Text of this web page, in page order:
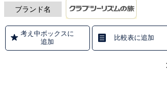
ブランド名
考え中ボックスに
追加
比較表に追加